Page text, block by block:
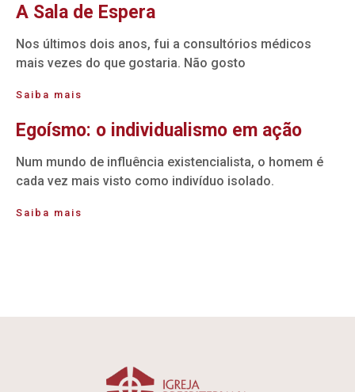
A Sala de Espera
Nos últimos dois anos, fui a consultórios médicos
mais vezes do que gostaria. Não gosto
Saiba mais
Egoísmo: o individualismo em ação
Num mundo de influência existencialista, o homem é
cada vez mais visto como indivíduo isolado.
Saiba mais